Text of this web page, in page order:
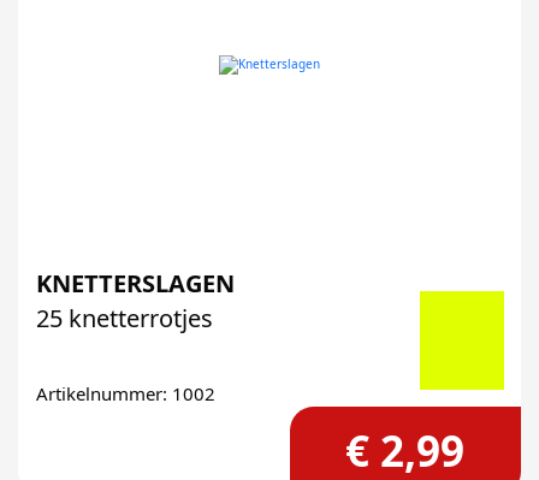
KNETTERSLAGEN
25 knetterrotjes
Artikelnummer: 1002
€ 2,99